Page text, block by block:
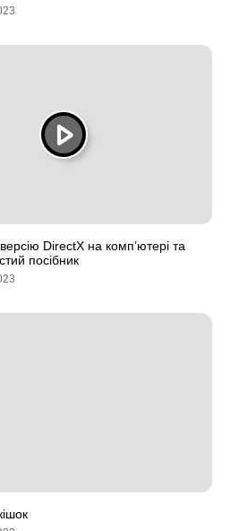
DirectX на комп’ютері та
посібник